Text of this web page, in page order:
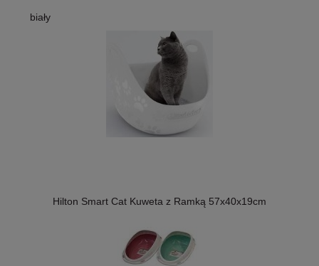
biały
Hilton Smart Cat Kuweta z Ramką 57x40x19cm